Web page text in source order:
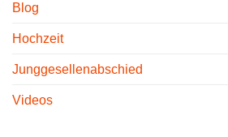
Blog
Hochzeit
Junggesellenabschied
Videos